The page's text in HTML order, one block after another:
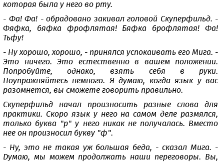
которая была у него во рту.
- Фа! Фа! - обрадовано закивал головой Скуперфильд. -
Фяфка, бяфка фрофлятая! Бяфка брофлятая! Фа!
Тьфу!
- Ну хорошо, хорошо, - принялся успокаивать его Мига. -
Это ничего. Это естественно в вашем положении.
Попробуйте, однако, взять себя в руки.
Поупражняйтесь немного. Я думаю, когда язык у вас
разомнется, вы сможете говорить правильно.
Скуперфильд начал произносить разные слова для
практики. Скоро язык у него на самом деле размялся,
только буква "р" у него никак не получалась. Вместо
нее он произносил букву "ф".
- Ну, это не такая уж большая беда, - сказал Мига. -
Думаю, мы можем продолжать наши переговоры. Вы,